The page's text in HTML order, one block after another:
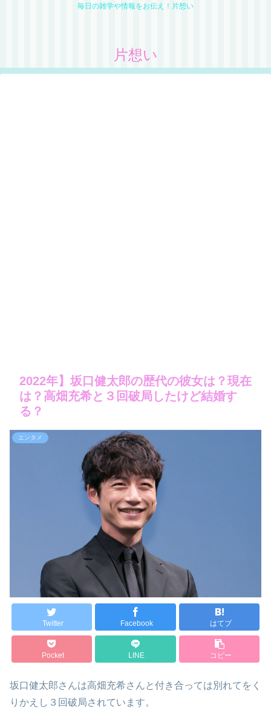
毎日の雑学や情報をお伝え！片想い
片想い
2022年】坂口健太郎の歴代の彼女は？現在
は？高畑充希と３回破局したけど結婚す
る？
エンタメ
Twitter Facebook はてブ
Pocket LINE コピー
坂口健太郎さんは高畑充希さんと付き合っては別れてをく
りかえし３回破局されています。